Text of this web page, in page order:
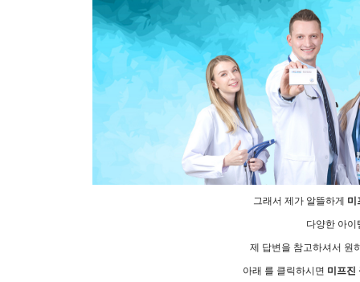
그래서 제가 알뜰하게 미
다양한 아
제 답변을 참고하셔서 원
아래 를 클릭하시면 미프진